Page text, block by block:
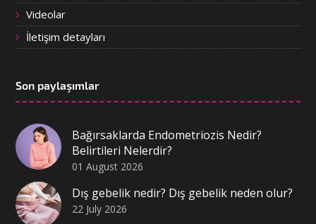
Videolar
İletişim detayları
Son paylaşımlar
Bağırsaklarda Endometriozis Nedir?
Belirtileri Nelerdir?
01 August 2026
Dış gebelik nedir? Dış gebelik neden olur?
22 July 2026